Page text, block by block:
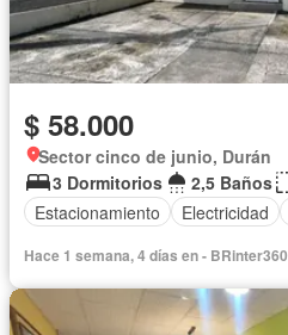
$ 58.000
Sector cinco de junio, Durán
3 Dormitorios
2,5 Baños
Estacionamiento
Electricidad
Hace 1 semana, 4 días en - BRinter360